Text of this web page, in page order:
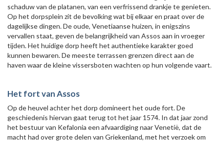
schaduw van de platanen, van een verfrissend drankje te genieten.
Op het dorpsplein zit de bevolking wat bij elkaar en praat over de
dagelijkse dingen. De oude, Venetiaanse huizen, in enigszins
vervallen staat, geven de belangrijkheid van Assos aan in vroeger
tijden. Het huidige dorp heeft het authentieke karakter goed
kunnen bewaren. De meeste terrassen grenzen direct aan de
haven waar de kleine vissersboten wachten op hun volgende vaart.
Het fort van Assos
Op de heuvel achter het dorp domineert het oude fort. De
geschiedenis hiervan gaat terug tot het jaar 1574. In dat jaar zond
het bestuur van Kefalonia een afvaardiging naar Venetië, dat de
macht had over grote delen van Griekenland, met het verzoek om